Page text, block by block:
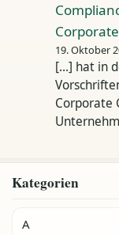
19. Oktober
[…] hat in
Corporate
Kategorien
A